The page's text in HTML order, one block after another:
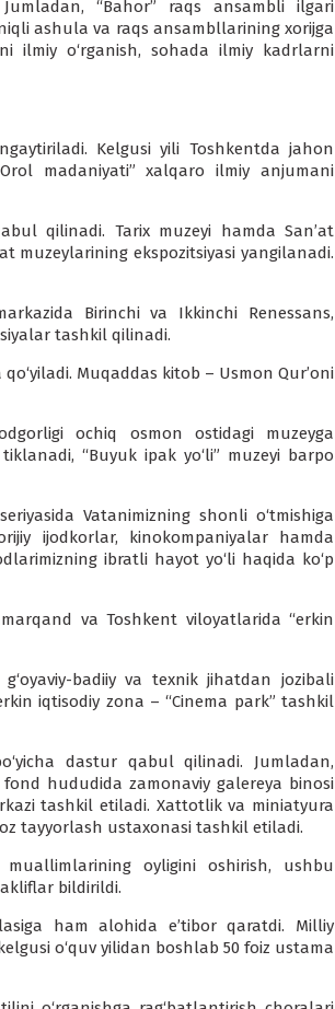
“Bahor” raqs ansambli ilgari
ashula va raqs ansambllarining xorijga
ilmiy o‘rganish, sohada ilmiy kadrlarni
Kelgusi yili Toshkentda jahon
madaniyati” xalqaro ilmiy anjumani
qilinadi. Tarix muzeyi hamda San’at
muzeylarining ekspozitsiyasi yangilanadi.
Birinchi va Ikkinchi Renessans,
tashkil qilinadi.
Muqaddas kitob – Usmon Qur’oni
ochiq osmon ostidagi muzeyga
“Buyuk ipak yo‘li” muzeyi barpo
Vatanimizning shonli o‘tmishiga
ijodkorlar, kinokompaniyalar hamda
ibratli hayot yo‘li haqida ko‘p
va Toshkent viloyatlarida “erkin
badiiy va texnik jihatdan jozibali
iqtisodiy zona – “Cinema park” tashkil
dastur qabul qilinadi. Jumladan,
hududida zamonaviy galereya binosi
tashkil etiladi. Xattotlik va miniatyura
tayyorlash ustaxonasi tashkil etiladi.
oyligini oshirish, ushbu
bildirildi.
ham alohida e’tibor qaratdi. Milliy
o‘quv yilidan boshlab 50 foiz ustama